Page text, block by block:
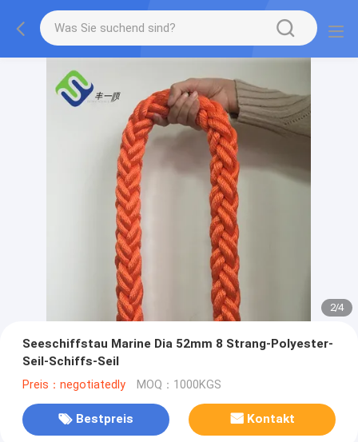
2/4
Seeschiffstau Marine Dia 52mm 8 Strang-Polyester-
Seil-Schiffs-Seil
Preis：negotiatedly MOQ：1000KGS
Bestpreis Kontakt